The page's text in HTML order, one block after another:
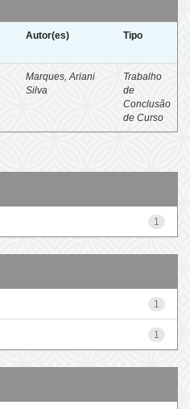
Autor(es) Tipo
Marques, Ariani
Silva
Trabalho
de
Conclusão
de Curso
1
1
1